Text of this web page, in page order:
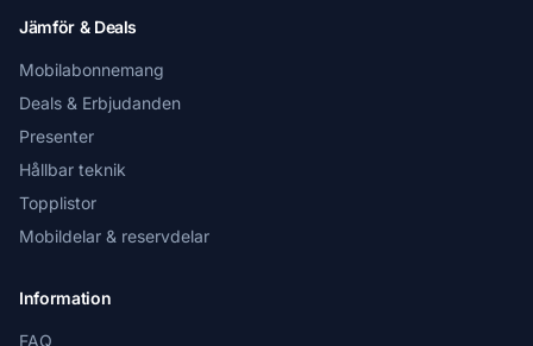
Jämför & Deals
Mobilabonnemang
Deals & Erbjudanden
Presenter
Hållbar teknik
Topplistor
Mobildelar & reservdelar
Information
FAQ